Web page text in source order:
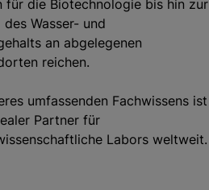
für die Biotechnologie bis hin zur
Wasser- und
an abgelegenen
reichen.
umfassenden Fachwissens ist
Partner für
Labors weltweit.